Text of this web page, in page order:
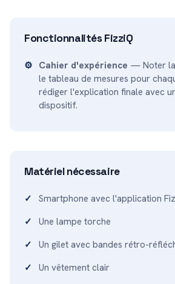
Fonctionnalités FizziQ
Cahier d'expérience — Noter la
le tableau de mesures pour
rédiger l'explication finale avec
dispositif.
Matériel nécessaire
Smartphone avec l'application
Une lampe torche
Un gilet avec bandes rétro-
Un vêtement clair